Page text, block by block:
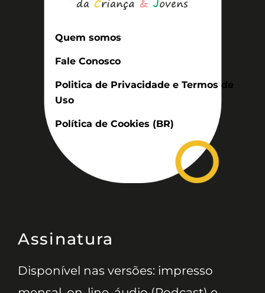
Quem somos
Fale Conosco
Politica de Privacidade e Termos de
Uso
Política de Cookies (BR)
Assinatura
Disponível nas versões: impresso